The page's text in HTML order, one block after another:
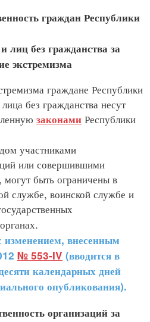
граждан Республики
без гражданства за
граждане Республики
без гражданства несут
законами Республики
участниками
или совершившими
могут быть ограничены в
службе, воинской службе и
органах.
изменением, внесенным
№ 553-IV (вводится в
календарных дней
опубликования).
организаций за